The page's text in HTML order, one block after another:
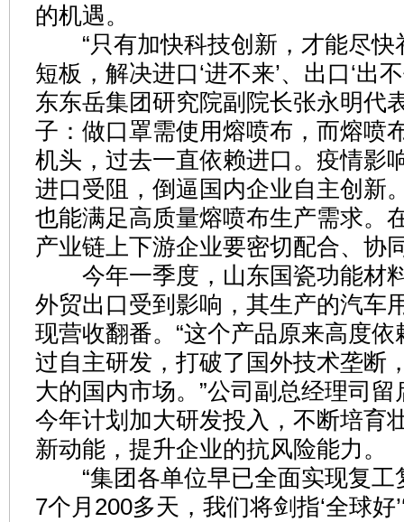
的机遇。
“只有加快科技创新，才能尽快
短板，解决进口‘进不来’、出口‘出
东东岳集团研究院副院长张永明代
子：做口罩需使用熔喷布，而熔喷
机头，过去一直依赖进口。疫情影
进口受阻，倒逼国内企业自主创新
也能满足高质量熔喷布生产需求。
产业链上下游企业要密切配合、协
今年一季度，山东国瓷功能材
外贸出口受到影响，其生产的汽车
现营收翻番。“这个产品原来高度
过自主研发，打破了国外技术垄断
大的国内市场。”公司副总经理司
今年计划加大研发投入，不断培育
新动能，提升企业的抗风险能力。
“集团各单位早已全面实现复工
7个月200多天，我们将剑指‘全球好